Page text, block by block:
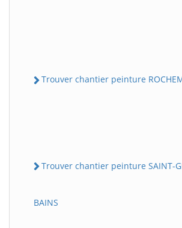
Trouver chantier peinture
Trouver chantier peinture SAINT-
BAINS